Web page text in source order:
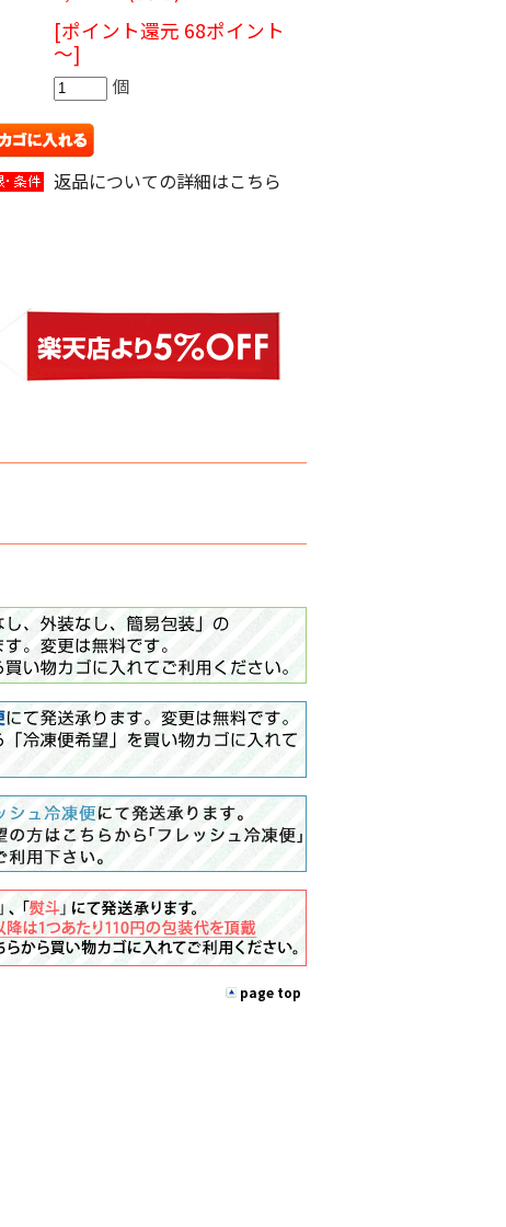
[ポイント還元 68ポイント
～]
個
返品についての詳細はこちら
page top